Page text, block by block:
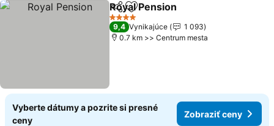
ZdieľaťPridať do obľúbených
Royal Pension
4 Počet hviezdičiek
9,4 Vynikajúce
1 093
0.7 km >> Centrum mesta
Vyberte dátumy a pozrite si presné
ceny
Zobraziť ceny